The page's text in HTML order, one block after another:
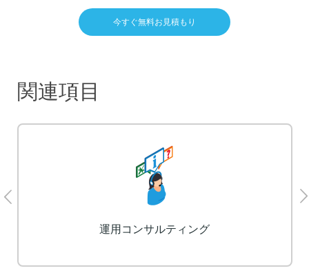
今すぐ無料お見積もり
関連項目
LP制作